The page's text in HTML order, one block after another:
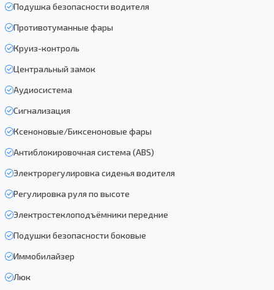
Подушка безопасности водителя
Противотуманные фары
Круиз-контроль
Центральный замок
Аудиосистема
Сигнализация
Ксеноновые/Биксеноновые фары
Антиблокировочная система (ABS)
Электрорегулировка сиденья водителя
Регулировка руля по высоте
Электростеклоподъёмники передние
Подушки безопасности боковые
Иммобилайзер
Люк